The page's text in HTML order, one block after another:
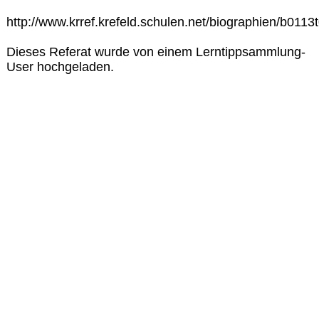
http://www.krref.krefeld.schulen.net/biographien/
Dieses Referat wurde von einem Lerntippsammlung-
User hochgeladen.